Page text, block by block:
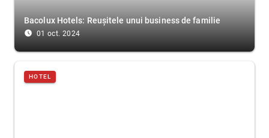
Bacolux Hotels: Reușitele unui business de familie
access_time_filled 01 oct. 2024
HOTEL